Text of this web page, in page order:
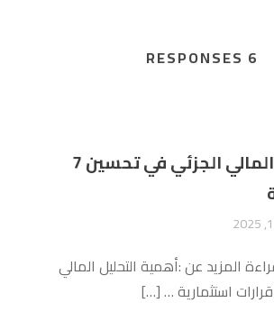
6 RESPONSES
7 فوائد للمدير المالي الجزئي في تحسين
المزيد عن :أهمية التحليل المالي
استثمارية … […]